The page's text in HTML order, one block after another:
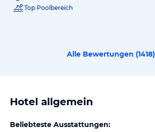
Top Poolbereich
Alle Bewertungen (1418)
Hotel allgemein
Beliebteste Ausstattungen: